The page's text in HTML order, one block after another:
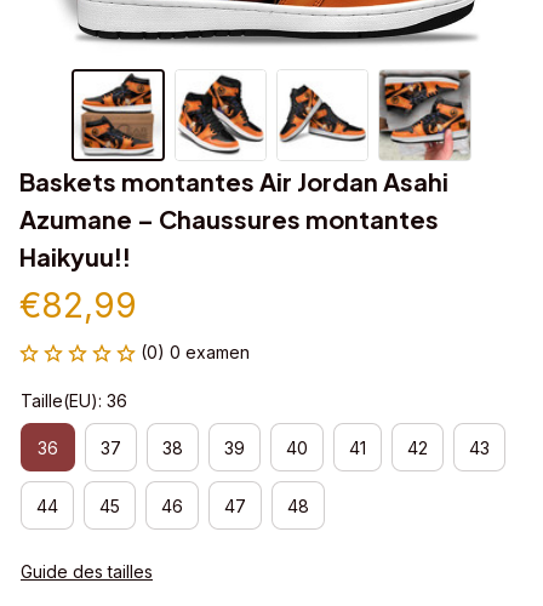
Baskets montantes Air Jordan Asahi
Azumane – Chaussures montantes
Haikyuu!!
€82,99
(0) 0 examen
Taille(EU): 36
36 37 38 39 40 41 42 43
44 45 46 47 48
Guide des tailles